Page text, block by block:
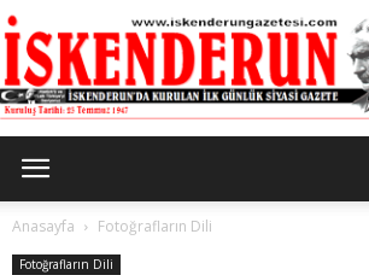
Anasayfa Fotoğrafların Dili
Fotoğrafların Dili